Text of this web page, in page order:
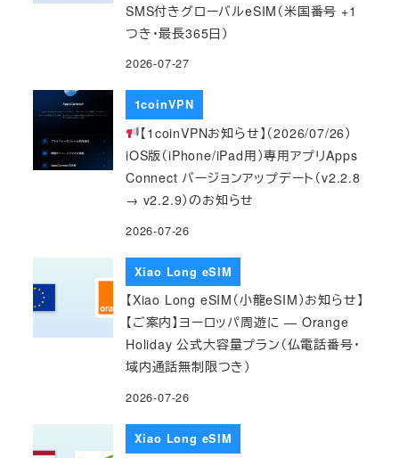
SMS付きグローバルeSIM（米国番号 +1
つき・最長365日）
2026-07-27
1coinVPN
【1coinVPNお知らせ】（2026/07/26）
iOS版（iPhone/iPad用）専用アプリApps
Connect バージョンアップデート（v2.2.8
→ v2.2.9）のお知らせ
2026-07-26
Xiao Long eSIM
【Xiao Long eSIM（小龍eSIM）お知らせ】
【ご案内】ヨーロッパ周遊に — Orange
Holiday 公式大容量プラン（仏電話番号・
域内通話無制限つき）
2026-07-26
Xiao Long eSIM